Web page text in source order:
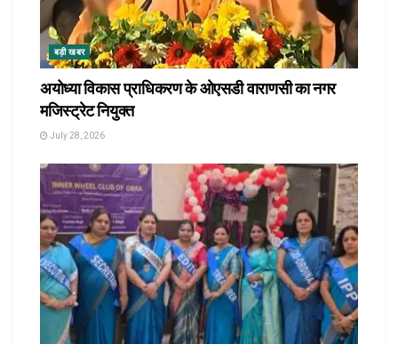
बड़ी खबर
अयोध्या विकास प्राधिकरण के ओएसडी वाराणसी का नगर
मजिस्ट्रेट नियुक्त
July 28, 2026